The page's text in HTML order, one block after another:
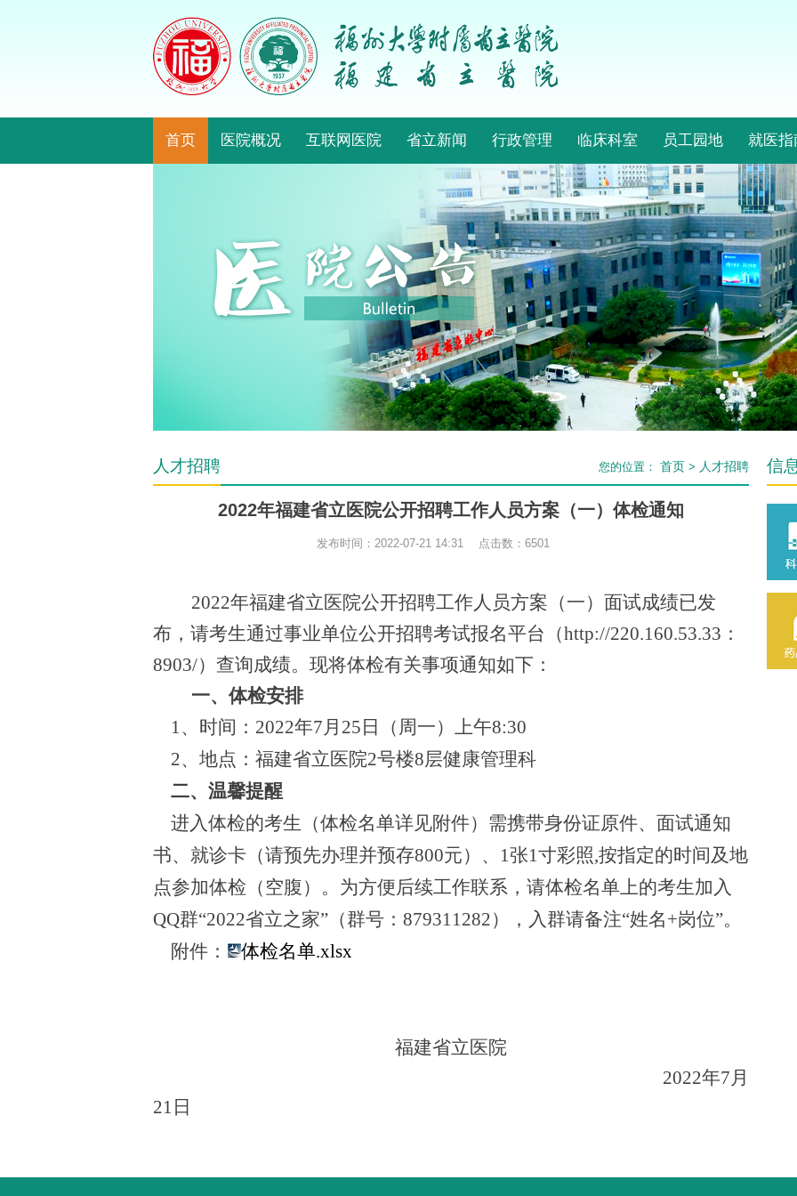
首页 医院概况 互联网医院 省立新闻 行政管理 临床科室 员工园地 就医指
人才招聘 您的位置： 首页 > 人才招聘
2022年福建省立医院公开招聘工作人员方案（一）体检通知
发布时间：2022-07-21 14:31 点击数： 6501
2022年福建省立医院公开招聘工作人员方案（一） 面试成绩已发
布，请考生通过事业单位公开招聘考试报名平台（http://220.160.53.33 ：
8903/）查询成绩。现将体检有关事项通知如下：
一、体检安排
1、时间： 2022年7月25日（周一）上午8:30
2、地点：福建省立医院2号楼8层健康管理科
二、温馨提醒
进入体检的考生 （体检名单详见附件） 需携带身份证原件、面试通知
书、就诊卡（请预先办理并预存800元）、 1张1寸彩照,按指定的时间及地
点参加体检（空腹）。为方便后续工作联系，请体检名单上的考生加入
QQ群“2022省立之家”（群号：879311282），入群请备注“姓名+岗位”。
附件：
体检名单.xlsx
福建省立医院
2022年7月
21 日
信